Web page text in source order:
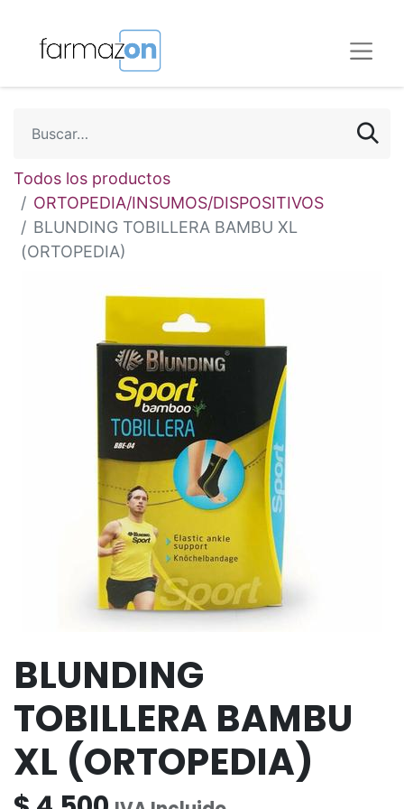
Todos los productos
ORTOPEDIA/INSUMOS/DISPOSITIVOS
BLUNDING TOBILLERA BAMBU XL
(ORTOPEDIA)
BLUNDING
TOBILLERA BAMBU
XL (ORTOPEDIA)